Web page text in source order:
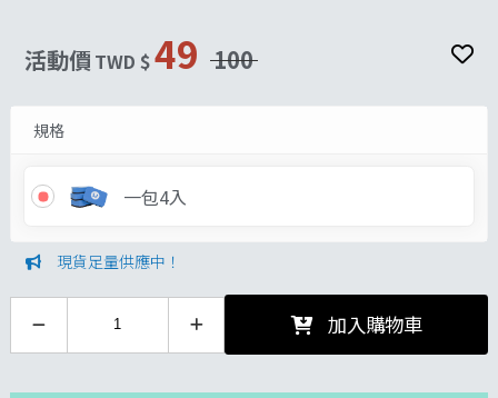
活動價 TWD $49 100
規格
一包4入
現貨足量供應中！
加入購物車